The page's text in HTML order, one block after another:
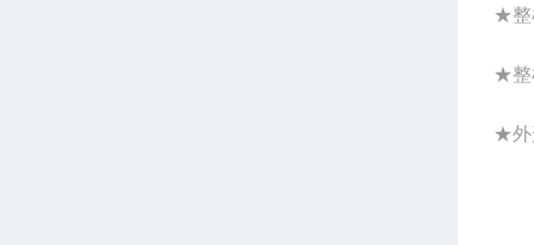
★整
★整
★外